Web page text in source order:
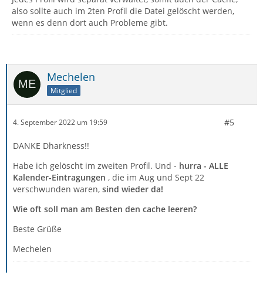
also sollte auch im 2ten Profil die Datei gelöscht werden,
wenn es denn dort auch Probleme gibt.
Mechelen
Mitglied
4. September 2022 um 19:59 #5
DANKE Dharkness!!
Habe ich gelöscht im zweiten Profil. Und - hurra - ALLE
Kalender-Eintragungen , die im Aug und Sept 22
verschwunden waren, sind wieder da!
Wie oft soll man am Besten den cache leeren?
Beste Grüße
Mechelen